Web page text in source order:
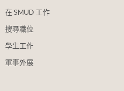
在 SMUD 工作
搜尋職位
學生工作
軍事外展